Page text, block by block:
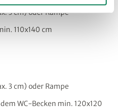
3 cm) oder Rampe
110x140 cm
3 cm) oder Rampe
WC-Becken min. 120x120